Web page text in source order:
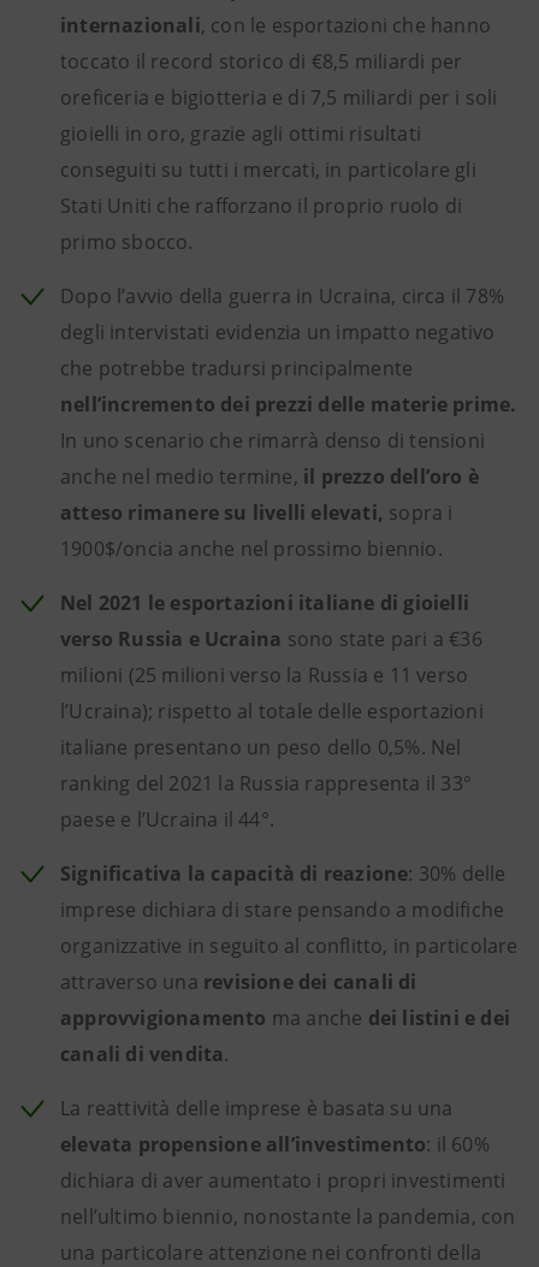
internazionali, con le esportazioni che hanno
toccato il record storico di €8,5 miliardi per
oreficeria e bigiotteria e di 7,5 miliardi per i soli
gioielli in oro, grazie agli ottimi risultati
conseguiti su tutti i mercati, in particolare gli
Stati Uniti che rafforzano il proprio ruolo di
primo sbocco.
Dopo l’avvio della guerra in Ucraina, circa il 78%
degli intervistati evidenzia un impatto negativo
che potrebbe tradursi principalmente
nell’incremento dei prezzi delle materie prime.
In uno scenario che rimarrà denso di tensioni
anche nel medio termine, il prezzo dell’oro è
atteso rimanere su livelli elevati, sopra i
1900$/oncia anche nel prossimo biennio.
Nel 2021 le esportazioni italiane di gioielli
verso Russia e Ucraina sono state pari a €36
milioni (25 milioni verso la Russia e 11 verso
l’Ucraina); rispetto al totale delle esportazioni
italiane presentano un peso dello 0,5%. Nel
ranking del 2021 la Russia rappresenta il 33°
paese e l’Ucraina il 44°.
Significativa la capacità di reazione: 30% delle
imprese dichiara di stare pensando a modifiche
organizzative in seguito al conflitto, in particolare
attraverso una revisione dei canali di
approvvigionamento ma anche dei listini e dei
canali di vendita.
La reattività delle imprese è basata su una
elevata propensione all’investimento: il 60%
dichiara di aver aumentato i propri investimenti
nell’ultimo biennio, nonostante la pandemia, con
una particolare attenzione nei confronti della